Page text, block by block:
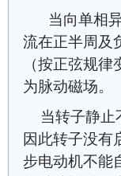
当向单相
流在正半周及
（按正弦规
为脉动磁场。
当转子静止
因此转子没有
步电动机不能